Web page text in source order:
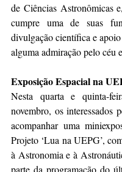
de Ciências Astronômicas
cumpre uma de suas
divulgação científica e
alguma admiração pelo céu
Exposição Espacial na
Nesta quarta e quinta-
novembro, os interessados
acompanhar uma
Projeto ‘Lua na UEPG’,
à Astronomia e à
parte da programação do